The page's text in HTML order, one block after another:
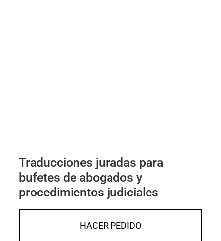
Traducciones juradas para
bufetes de abogados y
procedimientos judiciales
HACER PEDIDO